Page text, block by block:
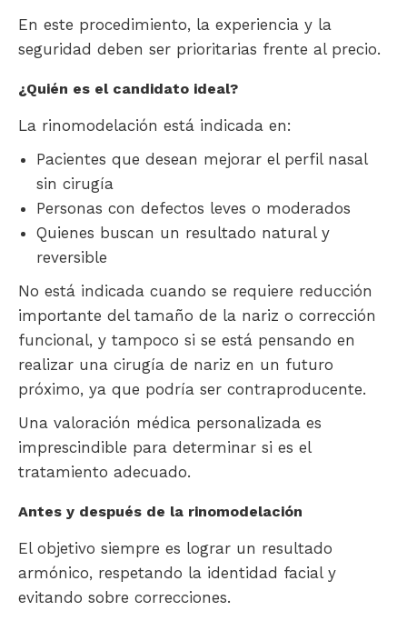
En este procedimiento, la experiencia y la
seguridad deben ser prioritarias frente al precio.
¿Quién es el candidato ideal?
La rinomodelación está indicada en:
Pacientes que desean mejorar el perfil nasal
sin cirugía
Personas con defectos leves o moderados
Quienes buscan un resultado natural y
reversible
No está indicada cuando se requiere reducción
importante del tamaño de la nariz o corrección
funcional, y tampoco si se está pensando en
realizar una cirugía de nariz en un futuro
próximo, ya que podría ser contraproducente.
Una valoración médica personalizada es
imprescindible para determinar si es el
tratamiento adecuado.
Antes y después de la rinomodelación
El objetivo siempre es lograr un resultado
armónico, respetando la identidad facial y
evitando sobre correcciones.